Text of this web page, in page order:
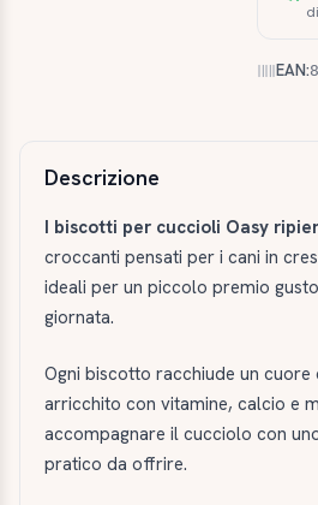
EAN:
Descrizione
I biscotti per cuccioli Oasy
croccanti pensati per i cani in
ideali per un piccolo premio
giornata.
Ogni biscotto racchiude un cuore
arricchito con vitamine, calcio e
accompagnare il cucciolo con
pratico da offrire.